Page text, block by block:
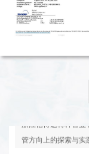
制造企业对产品微观
金、奥氏体不锈钢、
质体系，广泛应用于
化学成分即品质命脉
浙江信得达特种管
起”的务实态度与技
炼化、高压压力容
从化学成分的技术
浙江信得达特种管
管方向上的探索与
等高端材质管材的研
热管的技术要求、
全可靠
在核电装备、石油炼